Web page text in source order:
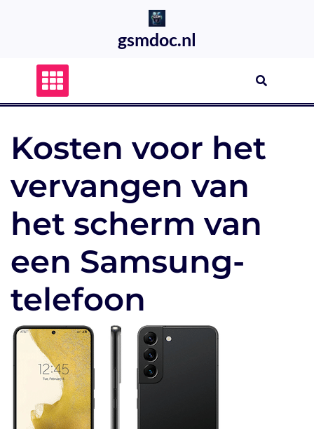
gsmdoc.nl
Kosten voor het
vervangen van
het scherm van
een Samsung-
telefoon